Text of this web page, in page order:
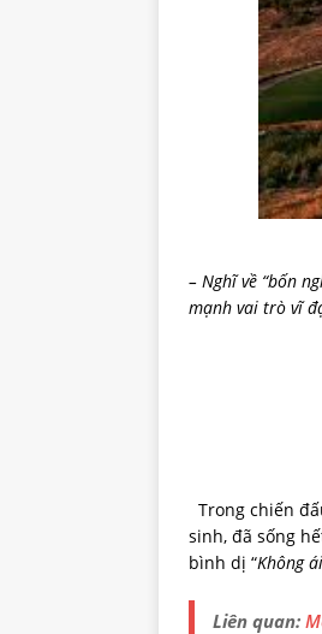
– Nghĩ về “bốn
mạnh vai trò vĩ
Trong chiến
sinh, đã sống
bình dị “Không
Liên quan: